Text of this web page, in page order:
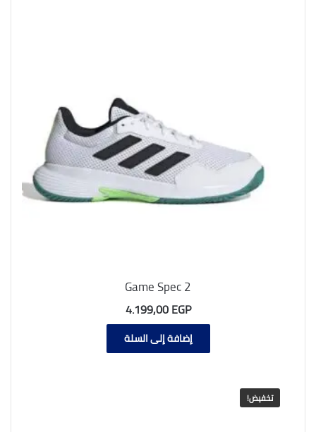
Game Spec 2
4.199,00EGP
إضافة إلى السلة
تخفيض!